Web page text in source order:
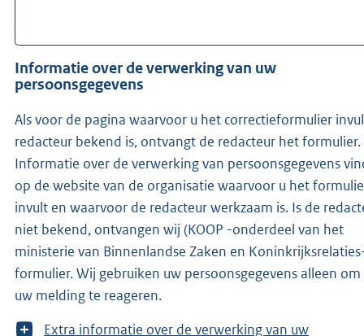
Informatie over de verwerking van uw
persoonsgegevens
Als voor de pagina waarvoor u het correctieformulier
redacteur bekend is, ontvangt de redacteur het formulier.
Informatie over de verwerking van persoonsgegevens
op de website van de organisatie waarvoor u het
invult en waarvoor de redacteur werkzaam is. Is de redacteur
niet bekend, ontvangen wij (KOOP -onderdeel van het
ministerie van Binnenlandse Zaken en
formulier. Wij gebruiken uw persoonsgegevens alleen
uw melding te reageren.
T
Extra informatie over de verwerking van uw